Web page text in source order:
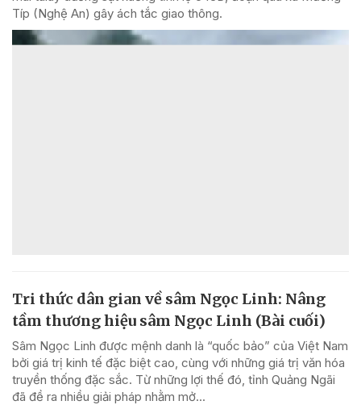
Típ (Nghệ An) gây ách tắc giao thông.
Tri thức dân gian về sâm Ngọc Linh: Nâng
tầm thương hiệu sâm Ngọc Linh (Bài cuối)
Sâm Ngọc Linh được mệnh danh là “quốc bảo” của Việt Nam
bởi giá trị kinh tế đặc biệt cao, cùng với những giá trị văn hóa
truyền thống đặc sắc. Từ những lợi thế đó, tỉnh Quảng Ngãi
đã đề ra nhiều giải pháp nhằm mở...